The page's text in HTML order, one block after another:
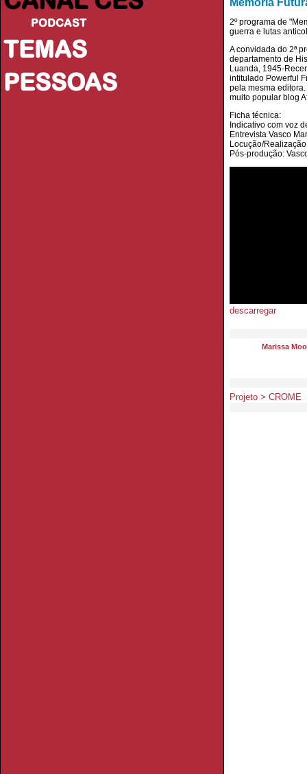
PODCAST
TEMAS
PESSOAS
Memória
2º programa de
guerra e lutas
A convidada do 2ª
departamento de
Luanda, 1945-
intitulado Powerful
pela mesma
muito popular blog
Ficha técnica:
Indicativo com voz
Entrevista Vasco
Locução/
Pós-produção:
descarregar
Marissa
Projeto > CROME